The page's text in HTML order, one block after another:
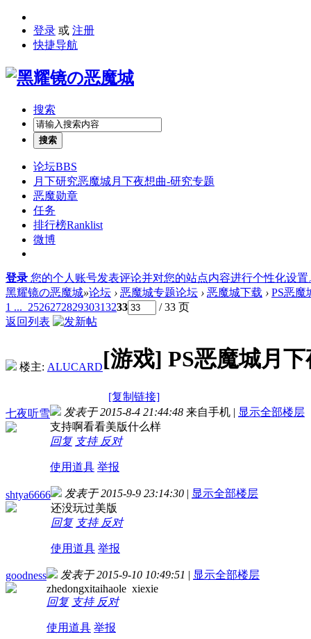
登录 或 注册
快捷导航
搜索
搜索
论坛BBS
月下研究恶魔城月下夜想曲-研究专题
恶魔勋章
任务
排行榜Ranklist
微博
登录 您的个人账号发表评论并对您的站点内容进行个性化设置
黑耀镜の恶魔城»论坛 › 恶魔城专题论坛 › 恶魔城下载 › PS恶魔
1 ... 252627282930313233
/ 33 页
返回列表
楼主: ALUCARD[游戏] PS恶魔城月
[复制链接]
七夜听雪
发表于 2015-8-4 21:44:48 来自手机 | 显示全部楼层
支持啊看看美版什么样
回复 支持 反对
使用道具 举报
shtya6666 发表于 2015-9-9 23:14:30 | 显示全部楼层
还没玩过美版
回复 支持 反对
使用道具 举报
goodness 发表于 2015-9-10 10:49:51 | 显示全部楼层
zhedongxitaihaole xiexie
回复 支持 反对
使用道具 举报